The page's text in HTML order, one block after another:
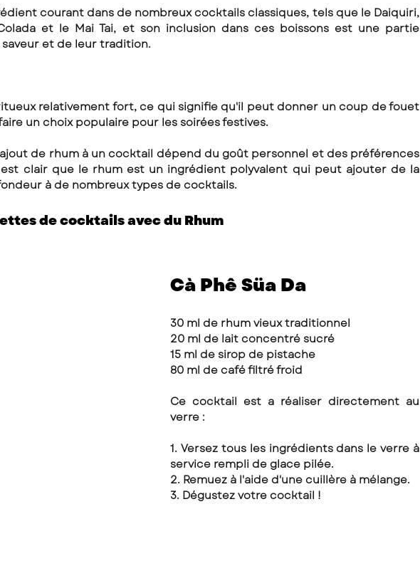
courant dans de nombreux cocktails classiques, tels que le Daiquiri,
et le Mai Tai, et son inclusion dans ces boissons est une partie
et de leur tradition.
relativement fort, ce qui signifie qu'il peut donner un coup de fouet
un choix populaire pour les soirées festives.
de rhum à un cocktail dépend du goût personnel et des préférences
clair que le rhum est un ingrédient polyvalent qui peut ajouter de la
à de nombreux types de cocktails.
de cocktails avec du Rhum
Cà Phê Süa Da
30 ml de rhum vieux traditionnel
20 ml de lait concentré sucré
15 ml de sirop de pistache
80 ml de café filtré froid
Ce cocktail est a réaliser directement au
verre :
1. Versez tous les ingrédients dans le verre à
service rempli de glace pilée.
2. Remuez à l'aide d'une cuillère à mélange.
3. Dégustez votre cocktail !